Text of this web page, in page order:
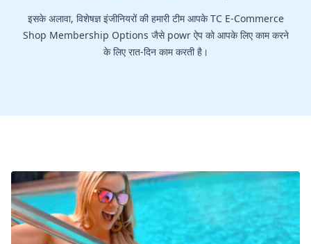
इसके अलावा, विशेषज्ञ इंजीनियरों की हमारी टीम आपके TC E-Commerce
Shop Membership Options जैसे powr ऐप को आपके लिए काम करने
के लिए रात-दिन काम करती है।